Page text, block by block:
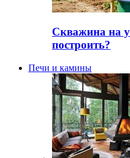
Скважина на
построить?
Печи и камины